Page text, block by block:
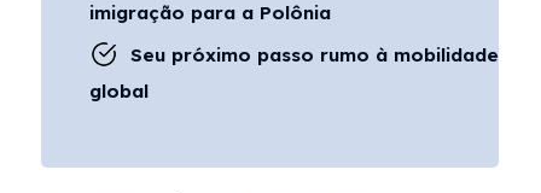
imigração para a Polônia
Seu próximo passo rumo à mobilidade
global